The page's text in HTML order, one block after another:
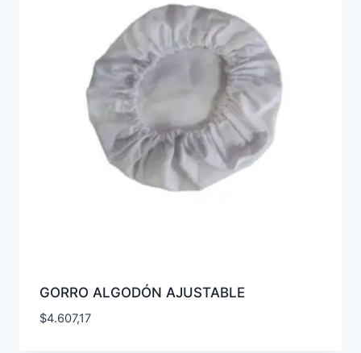
GORRO ALGODÓN AJUSTABLE
$4.607,17